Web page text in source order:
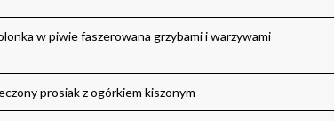
w piwie faszerowana grzybami i warzywami
prosiak z ogórkiem kiszonym